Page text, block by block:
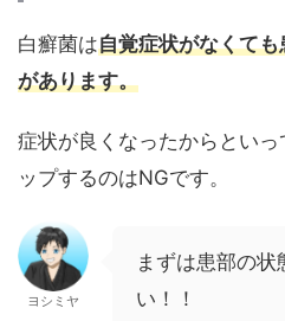
白癬菌は自覚症状がなくて
があります。
症状が良くなったからとい
ップするのはNGです。
ヨシミヤ
まずは患部の状
い！！